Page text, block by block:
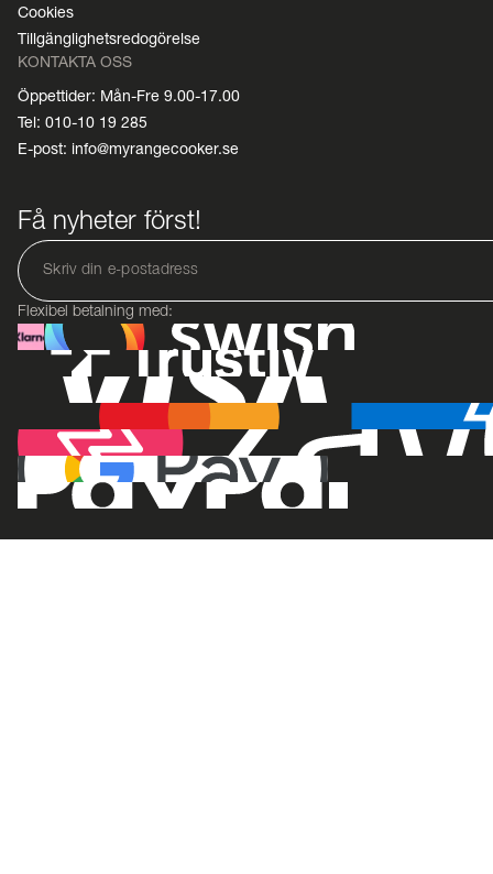
Cookies
Tillgänglighetsredogörelse
KONTAKTA OSS
Öppettider: Mån-Fre 9.00-17.00
Tel: 010-10 19 285
E-post: info@myrangecooker.se
Få nyheter först!
Flexibel betalning med: